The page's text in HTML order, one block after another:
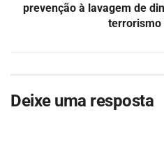
prevenção à lavagem de
terrorismo
Deixe uma resposta